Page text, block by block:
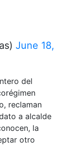
June 18,
del
reclaman
a alcalde
la
otro